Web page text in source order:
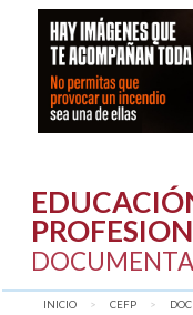
INICIO CEFP